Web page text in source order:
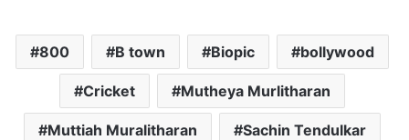
800 B town Biopic bollywood
Cricket Mutheya Murlitharan
Muttiah Muralitharan Sachin Tendulkar